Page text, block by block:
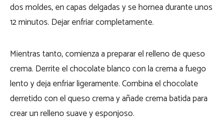
dos moldes, en capas delgadas y se hornea durante unos
12 minutos. Dejar enfriar completamente.
Mientras tanto, comienza a preparar el relleno de queso
crema. Derrite el chocolate blanco con la crema a fuego
lento y deja enfriar ligeramente. Combina el chocolate
derretido con el queso crema y añade crema batida para
crear un relleno suave y esponjoso.